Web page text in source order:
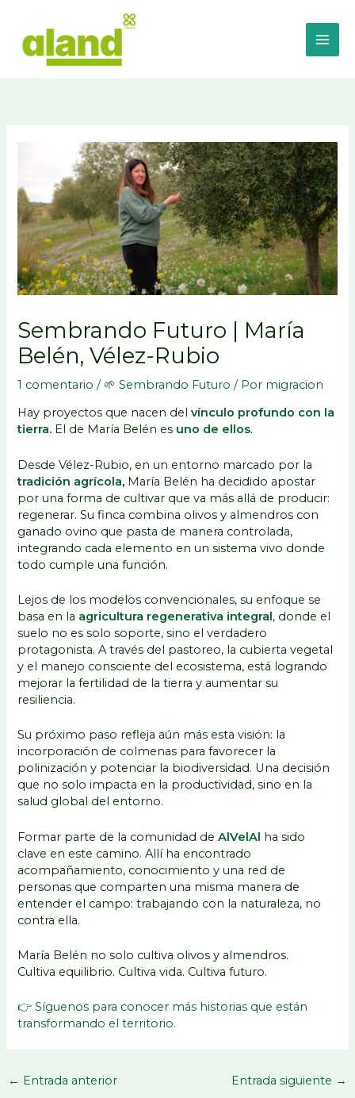
contenido
Sembrando Futuro | María
Belén, Vélez-Rubio
1 comentario / 🌱 Sembrando Futuro / Por migracion
Hay proyectos que nacen delvínculo profundo con la
tierra. El de María Belén es uno de ellos.
Desde Vélez-Rubio, en un entorno marcado por la
tradición agrícola, María Belén ha decidido apostar
por una forma de cultivar que va más allá de producir:
regenerar. Su finca combina olivos y almendros con
ganado ovino que pasta de manera controlada,
integrando cada elemento en un sistema vivo donde
todo cumple una función.
Lejos de los modelos convencionales, su enfoque se
basa en la agricultura regenerativa integral, donde el
suelo no es solo soporte, sino el verdadero
protagonista. A través del pastoreo, la cubierta vegetal
y el manejo consciente del ecosistema, está logrando
mejorar la fertilidad de la tierra y aumentar su
resiliencia.
Su próximo paso refleja aún más esta visión: la
incorporación de colmenas para favorecer la
polinización y potenciar la biodiversidad. Una decisión
que no solo impacta en la productividad, sino en la
salud global del entorno.
Formar parte de la comunidad deAlVelAl ha sido
clave en este camino. Allí ha encontrado
acompañamiento, conocimiento y una red de
personas que comparten una misma manera de
entender el campo: trabajando con la naturaleza, no
contra ella.
María Belén no solo cultiva olivos y almendros.
Cultiva equilibrio. Cultiva vida. Cultiva futuro.
👉 Síguenos para conocer más historias que están
transformando el territorio.
← Entrada anterior Entrada siguiente →